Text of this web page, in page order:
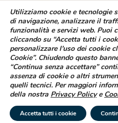
Se sospetti di aver avuto effetti
uno dei medicinali Difa Cooper
segnalarlo immediatamente al
oppure
Utilizziamo cookie e tecnologie
di navigazione, analizzare il
funzionalità e servizi web. Puoi
cliccando su “Accetta tutti i
personalizzare l'uso dei cookie
Cookie”. Chiudendo questo
“Continua senza accettare”
assenza di cookie o altri
quelli tecnici. Per maggiori
della nostra Privacy Policye
Accetta tutti i cookie